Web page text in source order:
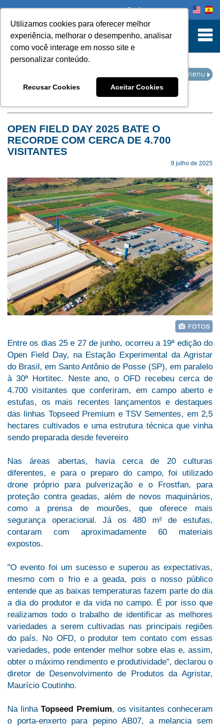
Utilizamos cookies para oferecer melhor
experiência, melhorar o desempenho, analisar
como você interage em nosso site e
personalizar conteúdo.
Recusar Cookies Aceitar Cookies
to Content
Onde comprar
OPEN FIELD DAY 2025 BATE O
RECORDE COM CERCA DE 4.700
VISITANTES
9 julho de 2025
Entre os dias 25 e 27 de junho, ocorreu a 19ª edição do
Open Field Day, na Estação Experimental da Agristar
do Brasil, em Santo Antônio de Posse (SP), em paralelo
à 30ª Hortitec. Neste ano, o OFD recebeu cerca de
4.700 visitantes que conferiram, em campo aberto e
estufas, os mais recentes lançamentos e destaques
das linhas Topseed Premium e TSV Sementes, em 2,5
hectares cultivados e uma estrutura técnica que vinha
sendo preparada desde fevereiro
Nas áreas abertas, havia cerca de 20 culturas
diferentes, e para o preparo do campo, foi utilizado
drone próprio para pulverização e o Frostfan, para
proteção contra geadas, além de novos maquinários,
como a prensa de mourões, que oferece mais
segurança operacional. Já os 480 m² de estufas,
contaram com aproximadamente 60 materiais
expostos.
"O evento foi um sucesso e superou as expectativas,
mesmo com o frio e a geada, pois o nosso público
entende que as baixas temperaturas fazem parte do dia
a dia do produtor e da vida no campo. É por isso que
realizamos todo o trabalho de identificar as melhores
variedades a serem cultivadas nas principais regiões
do país. No OFD, o produtor tem contato com essas
variedades, pode entender melhor sobre elas e, assim,
obter o máximo rendimento e produtividade", declarou o
diretor de Desenvolvimento de Produtos da Agristar,
Maurício Coutinho.
Na linhaTopseed Premium, os visitantes conheceram
o porta-enxerto para pepino AB07, a melancia sem